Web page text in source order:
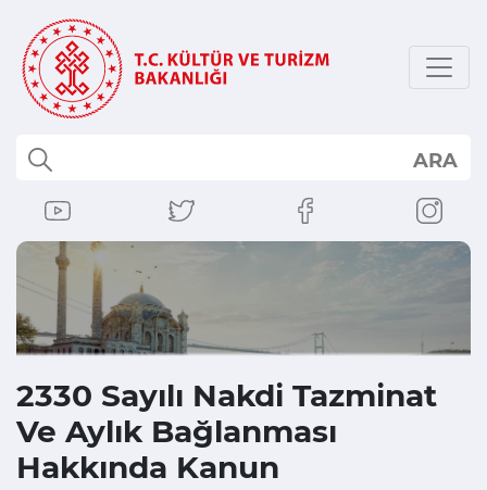
ARA
2330 Sayılı Nakdi Tazminat
Ve Aylık Bağlanması
Hakkında Kanun